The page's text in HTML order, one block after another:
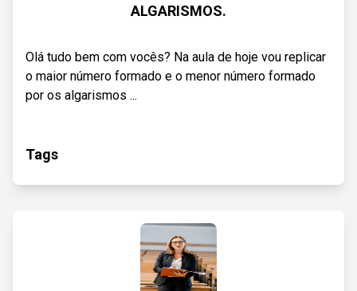
ALGARISMOS.
Olá tudo bem com vocês? Na aula de hoje vou replicar
o maior número formado e o menor número formado
por os algarismos ...
Tags